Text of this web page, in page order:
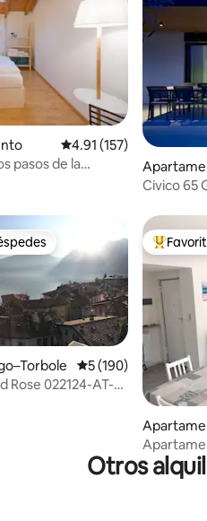
Calificación promedio:
4.91 (157)
pasos de la
Civico 65
preferido
Calificación
5 (190)
Rose 022124-AT-
Favorito
rda
484363
Otros